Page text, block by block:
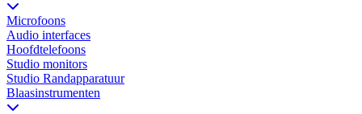
Microfoons
Audio interfaces
Hoofdtelefoons
Studio monitors
Studio Randapparatuur
Blaasinstrumenten